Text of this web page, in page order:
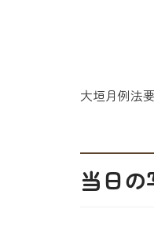
大垣月例法
当日の